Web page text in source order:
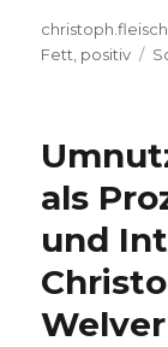
Autor
Fett, positiv
als
und